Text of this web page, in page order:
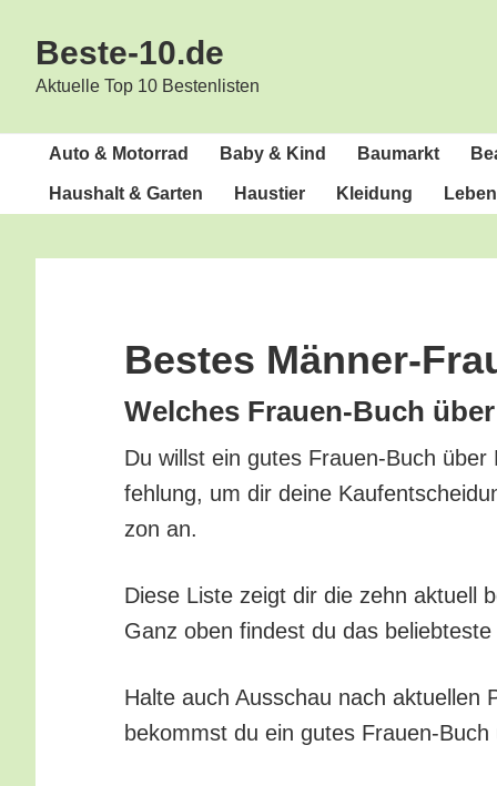
Hauptnavigation
springen
Inhalt
springen
Beste-10.de
Aktuelle Top 10 Bestenlisten
Auto & Motorrad Baby & Kind Bau­markt
Haus­halt & Garten Haus­tier Klei­dung
Bes­tes Männer-
Wel­ches Frau­en-Buch
Du willst ein gutes Frau­en-Buch
feh­lung, um dir dei­ne
zon an.
Die­se Lis­te zeigt dir die zehn aktu­ell
Ganz oben fin­dest du das
Hal­te auch Aus­schau nach aktu­el­len
bekommst du ein gutes Frau­en-Buch